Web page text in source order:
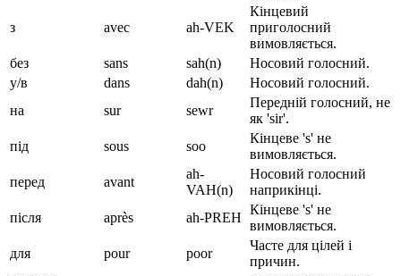
з avec ah-VEK
Кінцевий
приголосний
вимовляється.
без
sans sah(n)
Носовий голосний.
у/в
dans dah(n)
Носовий голосний.
на
sur sewr
Передній голосний, не
як 'sir'.
під
sous soo
Кінцеве 's' не
вимовляється.
перед
avant
ah-
VAH(n)
Носовий голосний
наприкінці.
після
après ah-PREH
Кінцеве 's' не
вимовляється.
для
pour poor
Часте для цілей і
причин.